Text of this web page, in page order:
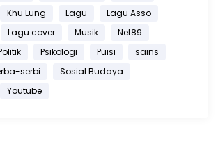
Khu Lung Lagu
Lagu Asso
Lagu cover Musik
Net89
Psikologi Puisi
sains
serbi
Sosial Budaya
Youtube